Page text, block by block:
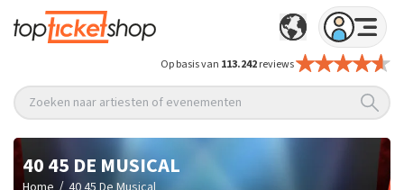
Op basis van 113.242reviews
Zoeken naar artiesten of evenementen
40 45 DE MUSICAL